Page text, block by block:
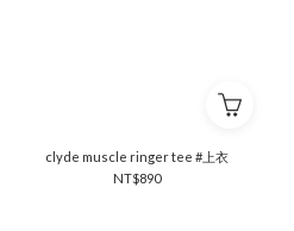
clyde muscle ringer tee #上衣
NT$890